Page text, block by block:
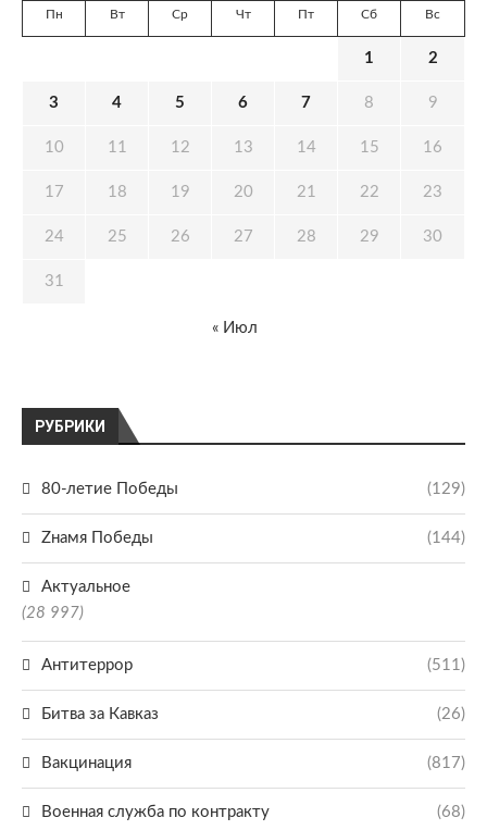
РУБРИКИ
80-летие Победы (129)
Zнамя Победы (144)
Актуальное
(28 997)
Антитеррор (511)
Битва за Кавказ (26)
Вакцинация (817)
Военная служба по контракту (68)
Пн Вт Ср Чт Пт Сб Вс
1 2
3 4 5 6 7 8 9
10 11 12 13 14 15 16
17 18 19 20 21 22 23
24 25 26 27 28 29 30
31
« Июл